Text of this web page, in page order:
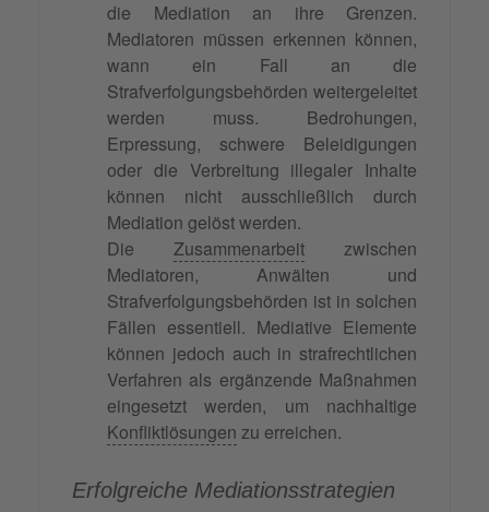
die Mediation an ihre Grenzen.
Mediatoren müssen erkennen können,
wann ein Fall an die
Strafverfolgungsbehörden weitergeleitet
werden muss. Bedrohungen,
Erpressung, schwere Beleidigungen
oder die Verbreitung illegaler Inhalte
können nicht ausschließlich durch
Mediation gelöst werden.
Die Zusammenarbeit zwischen
Mediatoren, Anwälten und
Strafverfolgungsbehörden ist in solchen
Fällen essentiell. Mediative Elemente
können jedoch auch in strafrechtlichen
Verfahren als ergänzende Maßnahmen
eingesetzt werden, um nachhaltige
Konfliktlösungen zu erreichen.
Erfolgreiche Mediationsstrategien